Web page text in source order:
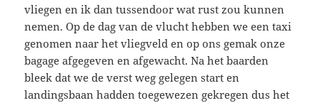
vliegen en ik dan tussendoor wat rust zou kunnen
nemen. Op de dag van de vlucht hebben we een taxi
genomen naar het vliegveld en op ons gemak onze
bagage afgegeven en afgewacht. Na het baarden
bleek dat we de verst weg gelegen start en
landingsbaan hadden toegewezen gekregen dus het